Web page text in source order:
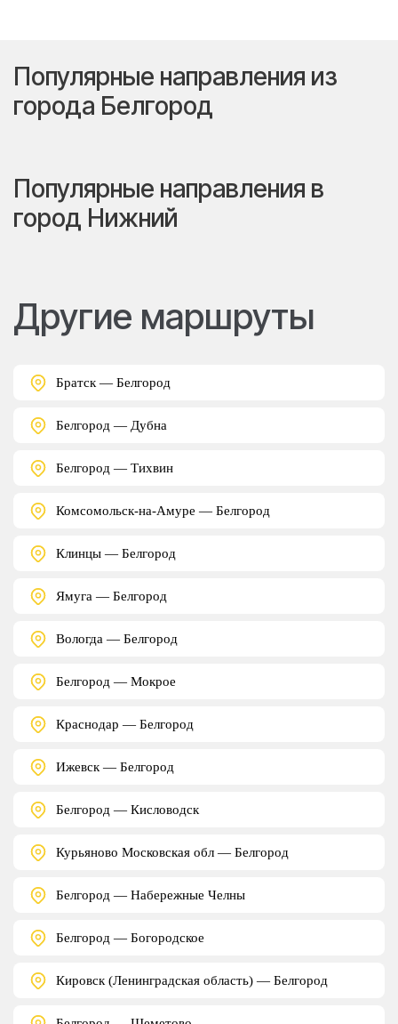
Популярные направления из
города Белгород
Популярные направления в
город Нижний
Другие маршруты
Братск — Белгород
Белгород — Дубна
Белгород — Тихвин
Комсомольск-на-Амуре — Белгород
Клинцы — Белгород
Ямуга — Белгород
Вологда — Белгород
Белгород — Мокрое
Краснодар — Белгород
Ижевск — Белгород
Белгород — Кисловодск
Курьяново Московская обл — Белгород
Белгород — Набережные Челны
Белгород — Богородское
Кировск (Ленинградская область) — Белгород